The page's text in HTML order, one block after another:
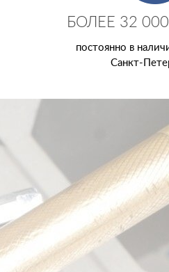
БОЛЕЕ 32
постоянно в
Санкт-